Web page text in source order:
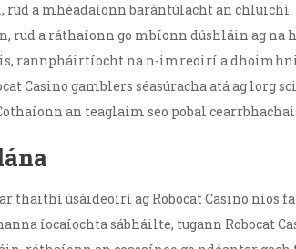
a mhéadaíonn barántúlacht an
rud a ráthaíonn go mbíonn dúshláin ag
rannpháirtíocht na n-imreoirí a
Casino gamblers séasúracha atá ag lorg
an teaglaim seo pobal
thaithí úsáideoirí ag Robocat Casino
íocaíochta sábháilte, tugann Robocat